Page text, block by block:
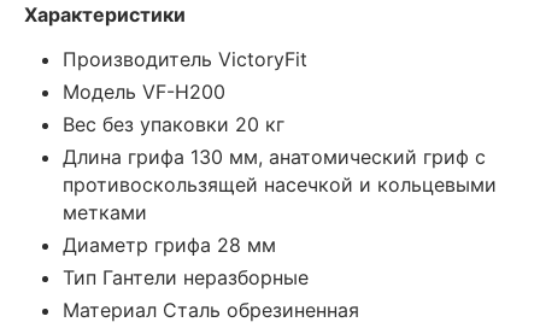
Характеристики
Производитель VictoryFit
Модель VF-H200
Вес без упаковки 20 кг
Длина грифа 130 мм, анатомический гриф с
противоскользящей насечкой и кольцевыми
метками
Диаметр грифа 28 мм
Тип Гантели неразборные
Материал Сталь обрезиненная